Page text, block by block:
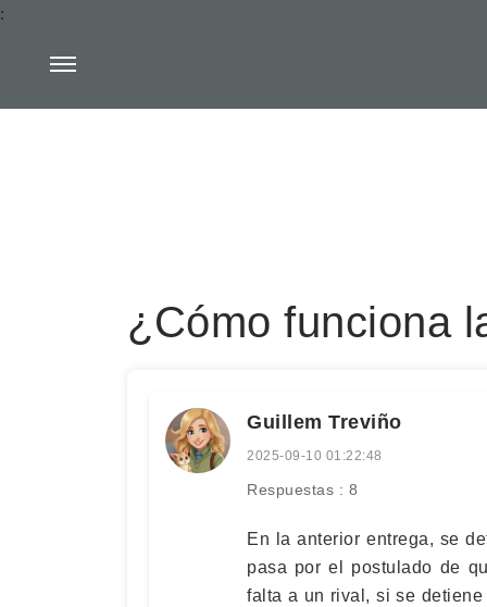
:
¿Cómo funciona
Guillem Treviño
2025-09-10 01:22:48
Respuestas : 8
En la anterior entrega, se
pasa por el postulado de
falta a un rival, si se